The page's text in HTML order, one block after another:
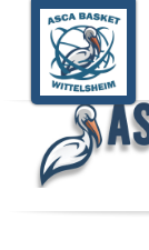
Panneau de